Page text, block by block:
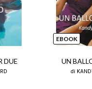
DUE
EBOOK
UN
di